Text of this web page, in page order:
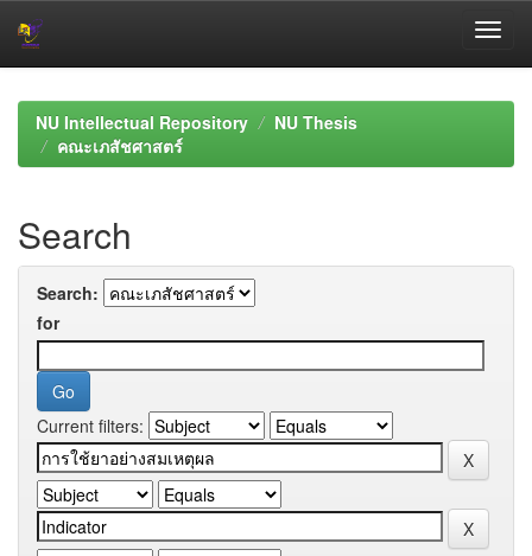
navigationNU Intellectual Repository
NU Thesis
คณะเภสัชศาสตร์
Search
Search:
for
Current filters: